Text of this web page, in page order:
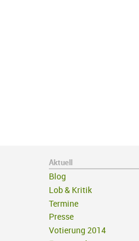
Aktuell
Blog
Lob & Kritik
Termine
Presse
Votierung 2014